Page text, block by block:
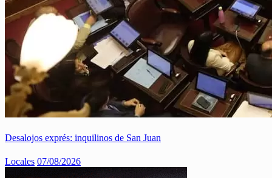
Desalojos exprés: inquilinos de San Juan
Locales 07/08/2026